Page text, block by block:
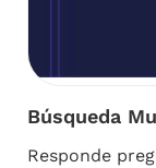
Búsqueda
Responde